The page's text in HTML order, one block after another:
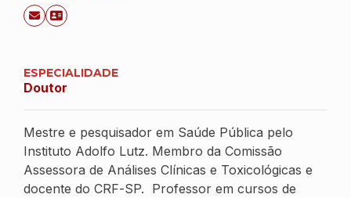
ESPECIALIDADE
Doutor
Mestre e pesquisador em Saúde Pública pelo
Instituto Adolfo Lutz. Membro da Comissão
Assessora de Análises Clínicas e Toxicológicas e
docente do CRF-SP. Professor em cursos de